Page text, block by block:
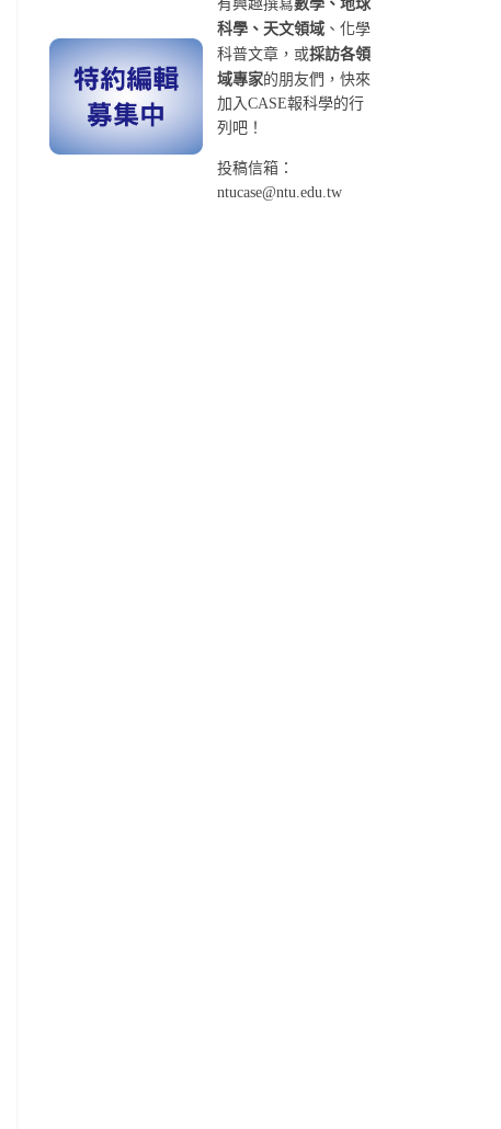
有興趣撰寫數學、地球
科學、天文領域 、化學
科普文章，或採訪各領
域專家的朋友們，快來
加入CASE報科學的行
列吧！
投稿信箱：
ntucase@ntu.edu.tw